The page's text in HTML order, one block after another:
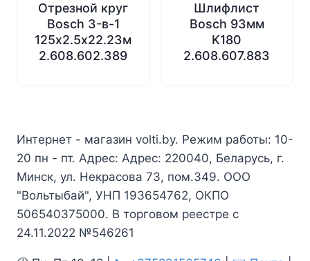
Отрезной круг
Bosch 3-в-1
125х2.5х22.23мм
2.608.602.389
Шлифлист
Bosch 93мм
K180
2.608.607.883
Интернет - магазин volti.by. Режим работы: 10-
20 пн - пт. Адрес: Адрес: 220040, Беларусь, г.
Минск, ул. Некрасова 73, пом.349. ООО
"Вольтыбай", УНП 193654762, ОКПО
506540375000. В торговом реестре с
24.11.2022 №546261